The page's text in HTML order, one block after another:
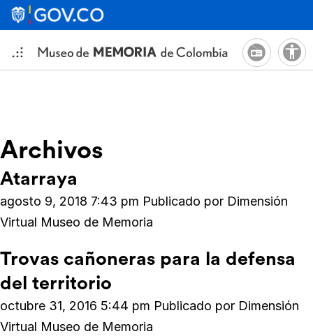
Archivos
Atarraya
agosto 9, 2018 7:43 pm Publicado por Dimensión
Virtual Museo de Memoria
Trovas cañoneras para la defensa
del territorio
octubre 31, 2016 5:44 pm Publicado por Dimensión
Virtual Museo de Memoria